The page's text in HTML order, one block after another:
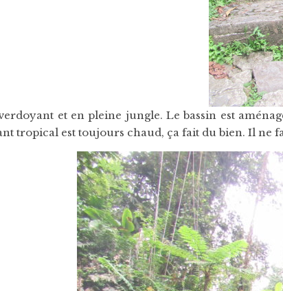
verdoyant et en pleine jungle. Le bassin est
tropical est toujours chaud, ça fait du bien. Il ne